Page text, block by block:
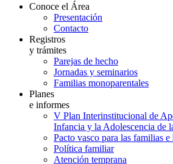
Conoce el Área
Presentación
Contacto
Registros
y trámites
Parejas de hecho
Jornadas y seminarios
Familias monoparentales
Planes
e informes
V Plan Interinstitucional de
Infancia y la Adolescencia de
Pacto vasco para las familias e
Política familiar
Atención temprana